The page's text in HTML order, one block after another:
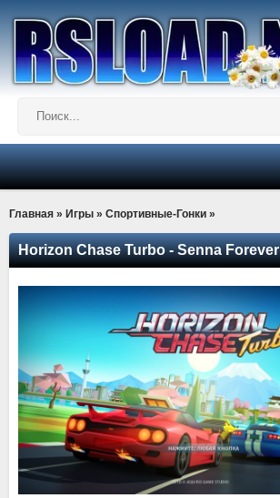
Главная » Игры » Спортивные-Гонки »
Horizon Chase Turbo - Senna Forever